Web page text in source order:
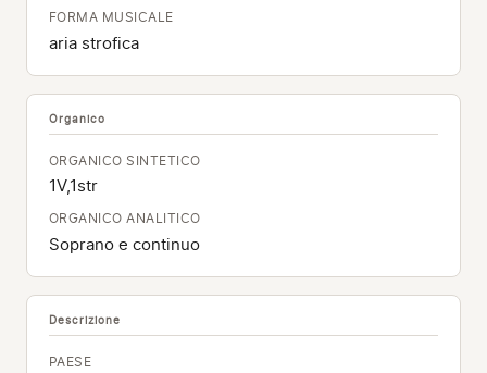
FORMA MUSICALE
aria strofica
Organico
ORGANICO SINTETICO
1V,1str
ORGANICO ANALITICO
Soprano e continuo
Descrizione
PAESE